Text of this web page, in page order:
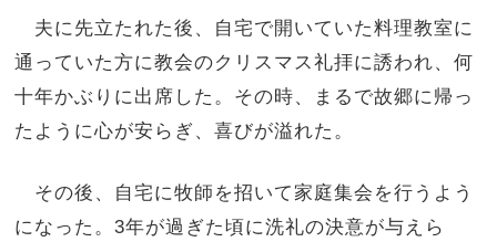
夫に先立たれた後、自宅で開いていた料理教室に
通っていた方に教会のクリスマス礼拝に誘われ、何
十年かぶりに出席した。その時、まるで故郷に帰っ
たように心が安らぎ、喜びが溢れた。
その後、自宅に牧師を招いて家庭集会を行うよう
になった。3年が過ぎた頃に洗礼の決意が与えら